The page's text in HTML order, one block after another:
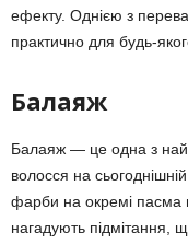
ефекту. Однією з
практично для будь-
Балаяж
Балаяж — це одна з
волосся на
фарби на окремі пасма
нагадують підмітання,